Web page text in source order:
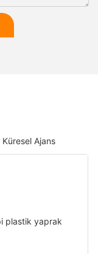
Küresel Ajans